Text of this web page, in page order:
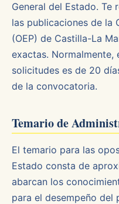
General del Estado. Te
las publicaciones de la
(OEP) de Castilla-La
exactas.
solicitudes es de 20
de la convocatoria.
Temario de
El temario para las
Estado consta de
abarcan los
para el desempeño del